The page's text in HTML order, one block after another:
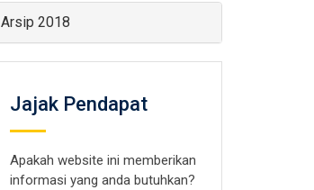
Arsip 2018
Jajak Pendapat
Apakah website ini memberikan
informasi yang anda butuhkan?